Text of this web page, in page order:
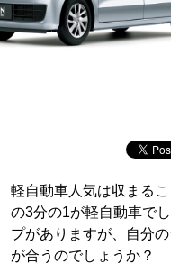
軽自動車人気は収まる
の3分の1が軽自動車で
プがありますが、自分
が合うのでしょうか？